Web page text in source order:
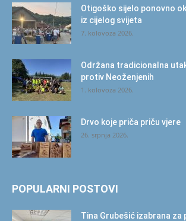
Otigoško sijelo ponovno
iz cijelog svijeta
7. kolovoza 2026.
Održana tradicionalna
protiv Neoženjenih
1. kolovoza 2026.
Drvo koje priča priču vjere
26. srpnja 2026.
POPULARNI POSTOVI
Tina Grubešić izabrana za